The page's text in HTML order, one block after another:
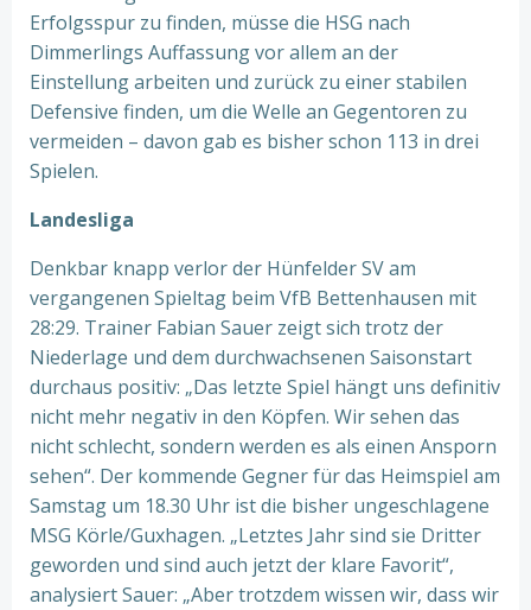
Erfolgsspur zu finden, müsse die HSG nach
Dimmerlings Auffassung vor allem an der
Einstellung arbeiten und zurück zu einer stabilen
Defensive finden, um die Welle an Gegentoren zu
vermeiden – davon gab es bisher schon 113 in drei
Spielen.
Landesliga
Denkbar knapp verlor der Hünfelder SV am
vergangenen Spieltag beim VfB Bettenhausen mit
28:29. Trainer Fabian Sauer zeigt sich trotz der
Niederlage und dem durchwachsenen Saisonstart
durchaus positiv: „Das letzte Spiel hängt uns definitiv
nicht mehr negativ in den Köpfen. Wir sehen das
nicht schlecht, sondern werden es als einen Ansporn
sehen“. Der kommende Gegner für das Heimspiel am
Samstag um 18.30 Uhr ist die bisher ungeschlagene
MSG Körle/Guxhagen. „Letztes Jahr sind sie Dritter
geworden und sind auch jetzt der klare Favorit“,
analysiert Sauer: „Aber trotzdem wissen wir, dass wir